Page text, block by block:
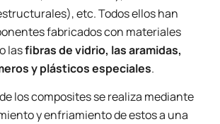
etc. Todos ellos han
fabricados con materiales
lasfibras de vidrio, las aramidas,
y plásticos especiales.
los composites se realiza mediante
y enfriamiento de estos a una